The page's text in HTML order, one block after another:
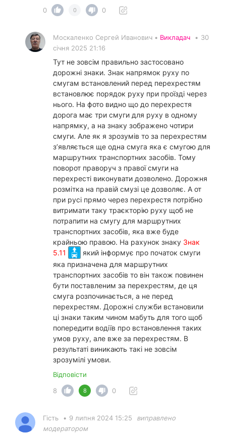
0
0 0
Москаленко Сергей Иванович • Викладач • 30
січня 2025 21:16
Тут не зовсім правильно застосовано
дорожні знаки. Знак напрямок руху по
смугам встановлений перед перехрестям
встановлює порядок руху при проїзді через
нього. На фото видно що до перехрестя
дорога має три смуги для руху в одному
напрямку, а на знаку зображено чотири
смуги. Але як я зрозумів то за перехрестям
з’являється ще одна смуга яка є смугою для
маршрутних транспортних засобів. Тому
поворот праворуч з правої смуги на
перехресті виконувати дозволено. Дорожня
розмітка на правій смузі це дозволяє. А от
при русі прямо через перехрестя потрібно
витримати таку траєкторію руху щоб не
потрапити на смугу для маршрутних
транспортних засобів, яка вже буде
крайньою правою. На рахунок знаку Знак
5.11
який інформує про початок смуги
яка призначена для маршрутних
транспортних засобів то він також повинен
бути поставленим за перехрестям, де ця
смуга розпочинається, а не перед
перехрестям. Дорожні служби встановили
ці знаки таким чином мабуть для того щоб
попередити водіїв про встановлення таких
умов руху, але вже за перехрестям. В
результаті виникають такі не зовсім
зрозумілі умови.
Відповісти
8
8 0
Гість • 9 липня 2024 15:25
виправлено
модератором